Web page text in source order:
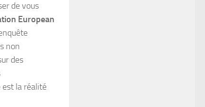
de vous
European
non
des
est la réalité